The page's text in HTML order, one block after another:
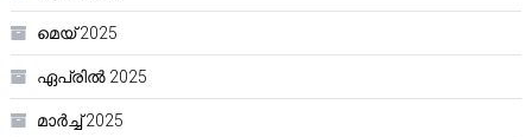
മെയ്‌ 2025
ഏപ്രിൽ 2025
മാർച്ച്‌ 2025